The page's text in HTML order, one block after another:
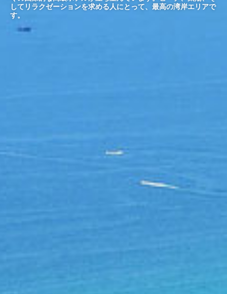
してリラクゼーションを求める人にとって、最高の湾岸エリアで
す。